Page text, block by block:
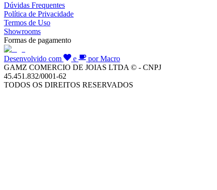
Dúvidas Frequentes
Política de Privacidade
Termos de Uso
Showrooms
Formas de pagamento
Desenvolvido com e
por Macro
GAMZ COMERCIO DE JOIAS LTDA © - CNPJ
45.451.832/0001-62
TODOS OS DIREITOS RESERVADOS